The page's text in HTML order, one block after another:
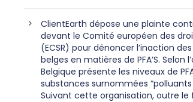
ClientEarth dépose une plainte
devant le Comité européen des
(ECSR) pour dénoncer l’inaction
belges en matières de PFA’S. Selon
Belgique présente les niveaux de
substances surnommées “polluants
Suivant cette organisation, outre le